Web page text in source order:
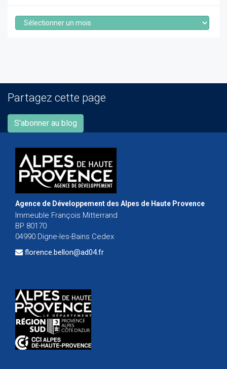
Archives
Partagez cette page
S'abonner au blog
Agence de Développement des Alpes de Haute Provence
Immeuble François Mitterrand
BP 80170
04990 Digne-les-Bains Cedex
florence.bellon@ad04.fr